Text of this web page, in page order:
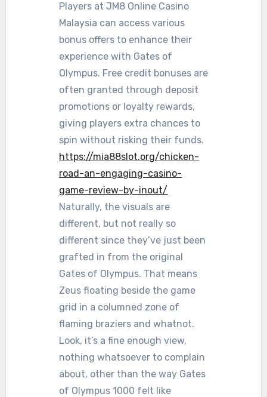
Players at JM8 Online Casino
Malaysia can access various
bonus offers to enhance their
experience with Gates of
Olympus. Free credit bonuses are
often granted through deposit
promotions or loyalty rewards,
giving players extra chances to
spin without risking their funds.
https://mia88slot.org/chicken-
road-an-engaging-casino-
game-review-by-inout/
Naturally, the visuals are
different, but not really so
different since they’ve just been
grafted in from the original
Gates of Olympus. That means
Zeus floating beside the game
grid in a columned zone of
flaming braziers and whatnot.
Look, it’s a fine enough view,
nothing whatsoever to complain
about, other than the way Gates
of Olympus 1000 felt like